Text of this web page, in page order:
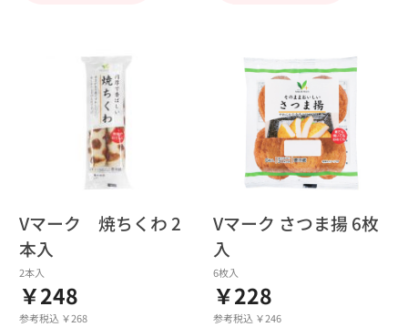
Vマーク 焼ちくわ 2
本入
2本入
￥248
参考税込 ￥268
Vマーク さつま揚 6枚
入
6枚入
￥228
参考税込 ￥246